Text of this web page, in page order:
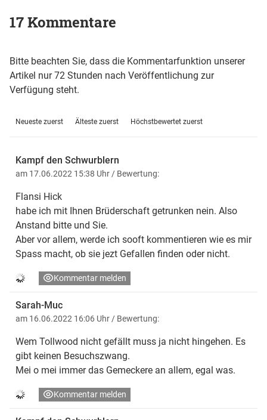
17 Kommentare
Bitte beachten Sie, dass die Kommentarfunktion unserer
Artikel nur 72 Stunden nach Veröffentlichung zur
Verfügung steht.
Neueste zuerst Älteste zuerst Höchstbewertet zuerst
Kampf den Schwurblern
am 17.06.2022 15:38 Uhr / Bewertung:
Flansi Hick
habe ich mit Ihnen Brüderschaft getrunken nein. Also
Anstand bitte und Sie.
Aber vor allem, werde ich sooft kommentieren wie es mir
Spass macht, ob sie jezt Gefallen finden oder nicht.
Kommentar melden
Sarah-Muc
am 16.06.2022 16:06 Uhr / Bewertung:
Wem Tollwood nicht gefällt muss ja nicht hingehen. Es
gibt keinen Besuchszwang.
Mei o mei immer das Gemeckere an allem, egal was.
Kommentar melden